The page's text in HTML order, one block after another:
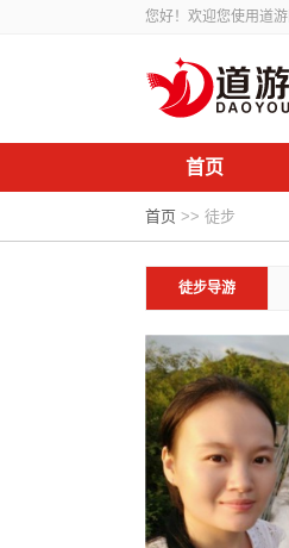
您好！欢迎您使用道游
首页
首页 >> 徒步
徒步导游